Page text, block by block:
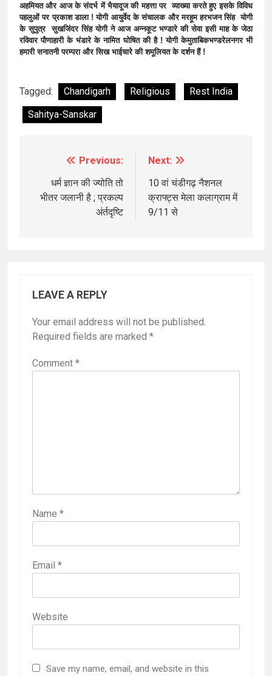
अहमियत और आज के संदर्भ में भैयादूज की महत्ता पर व्याख्या करते हुए इसके विविध
पहलुओं पर प्रकाश डाला ! योगी आयुर्वेद के संचालक और मरहूम हरभजन सिंह योगी
के सुपुत्र सुखजिंदर सिंह योगी ने आज अन्नकूट भण्डारे की सेवा इसी माह के जेठा
रविवार पौणाहारी के भंडारे के नामित घोषित की है ! योगी केमुताबिकभण्डरेलनगर भी
हमारी सनातनी परम्परा और सिख भाईचारे की शमूलियत के दर्शन हैं !
Tagged: Chandigarh Religious
Rest India
Sahitya-Sanskar
navigation
Previous:
धर्म ज्ञान की ज्योति तो
भीतर जलानी है ; प्रकल्प
अंर्तदृष्टि
Next:
10 वां चंडीगढ़ नैशनल
क्राफ्ट्स मेला कलाग्राम में
9/11 से
LEAVE A REPLY
Your email address will not be published.
Required fields are marked *
Comment *
Name *
Email *
Website
Save my name, email, and website in this